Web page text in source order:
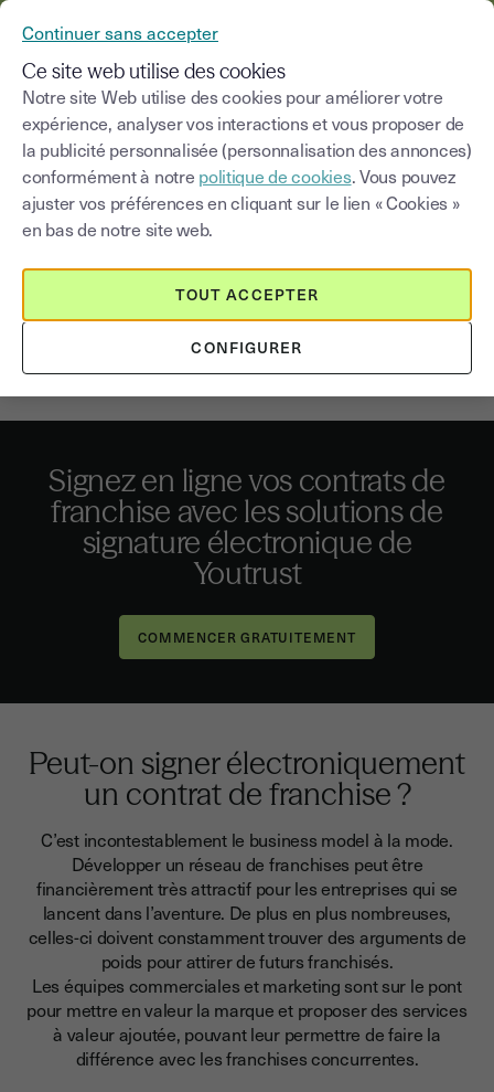
La signature électronique
du contrat de franchise
Les franchises ont le vent en poupe dans de nombreux
domaines de l’économie : restauration, immobilier, salles
de sport... face à une concurrence exponentielle, les
franchises et master-franchisés doivent séduire
Signez en ligne vos contrats de
franchise avec les solutions de
signature électronique de
Youtrust
Peut-on signer électroniquement
un contrat de franchise ?
C’est incontestablement le business model à la mode.
Développer un réseau de franchises peut être
financièrement très attractif pour les entreprises qui se
lancent dans l’aventure. De plus en plus nombreuses,
celles-ci doivent constamment trouver des arguments de
poids pour attirer de futurs franchisés.
Les équipes commerciales et marketing sont sur le pont
pour mettre en valeur la marque et proposer des services
à valeur ajoutée, pouvant leur permettre de faire la
différence avec les franchises concurrentes.
Continuer sans accepter
Ce site web utilise des cookies
Notre site Web utilise des cookies pour améliorer votre
expérience, analyser vos interactions et vous proposer de
la publicité personnalisée (personnalisation des annonces)
conformément à notre politique de cookies. Vous pouvez
ajuster vos préférences en cliquant sur le lien « Cookies »
en bas de notre site web.
CONFIGURER
TOUT ACCEPTER